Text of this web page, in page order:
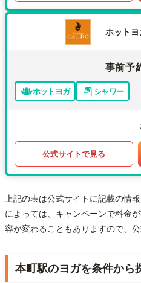
ホット
事前予
ホットヨガ シャワー
公式サイトで見る
上記の表は公式サイトに記載の情
によっては、キャンペーンで料金
容が変わることもありますので、
本町駅のヨガを条件から